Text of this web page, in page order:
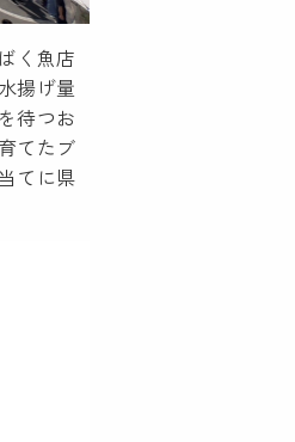
く魚店
揚げ量
待つお
てたブ
てに県